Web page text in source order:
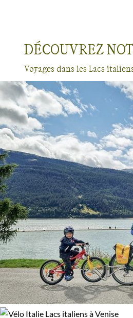
Voyages en familleLacs italiens à
DÉCOUVREZ
Voyages dans les Lacs